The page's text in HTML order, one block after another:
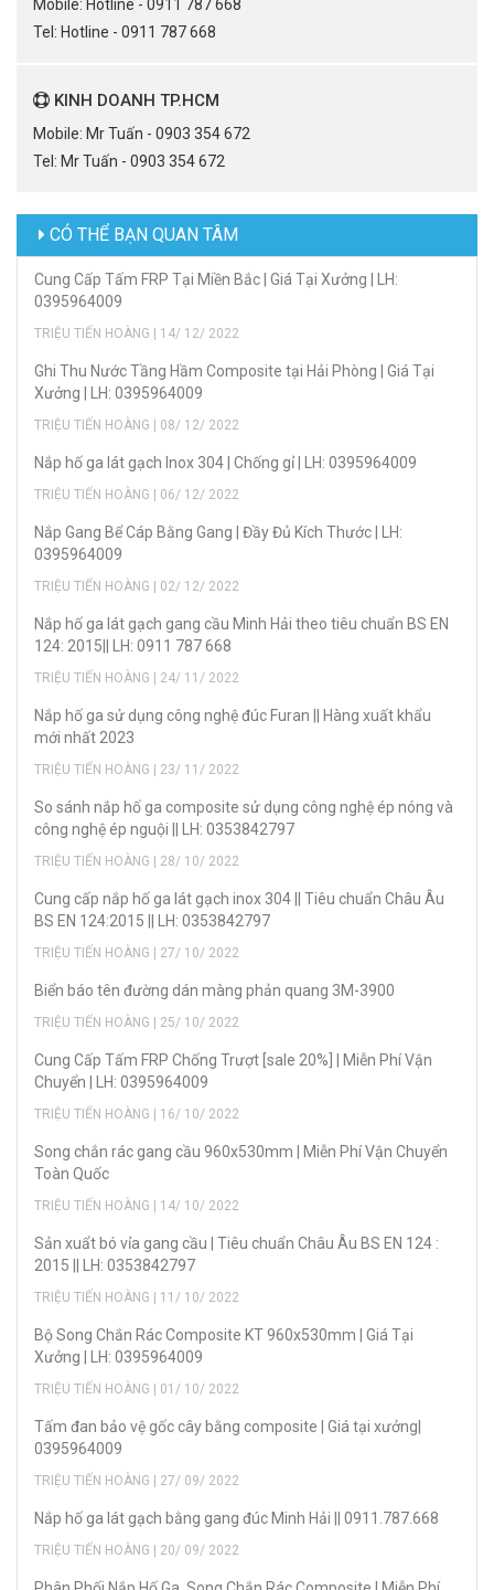
Mobile: Hotline - 0911 787 668
Tel: Hotline - 0911 787 668
KINH DOANH TP.HCM
Mobile: Mr Tuấn - 0903 354 672
Tel: Mr Tuấn - 0903 354 672
CÓ THỂ BẠN QUAN TÂM
Cung Cấp Tấm FRP Tại Miền Bắc | Giá Tại Xưởng | LH:
0395964009
TRIỆU TIẾN HOÀNG | 14/ 12/ 2022
Ghi Thu Nước Tầng Hầm Composite tại Hải Phòng | Giá Tại
Xưởng | LH: 0395964009
TRIỆU TIẾN HOÀNG | 08/ 12/ 2022
Nắp hố ga lát gạch Inox 304 | Chống gỉ | LH: 0395964009
TRIỆU TIẾN HOÀNG | 06/ 12/ 2022
Nắp Gang Bể Cáp Bằng Gang | Đầy Đủ Kích Thước | LH:
0395964009
TRIỆU TIẾN HOÀNG | 02/ 12/ 2022
Nắp hố ga lát gạch gang cầu Minh Hải theo tiêu chuẩn BS EN
124: 2015|| LH: 0911 787 668
TRIỆU TIẾN HOÀNG | 24/ 11/ 2022
Nắp hố ga sử dụng công nghệ đúc Furan || Hàng xuất khẩu
mới nhất 2023
TRIỆU TIẾN HOÀNG | 23/ 11/ 2022
So sánh nắp hố ga composite sử dụng công nghệ ép nóng và
công nghệ ép nguội || LH: 0353842797
TRIỆU TIẾN HOÀNG | 28/ 10/ 2022
Cung cấp nắp hố ga lát gạch inox 304 || Tiêu chuẩn Châu Âu
BS EN 124:2015 || LH: 0353842797
TRIỆU TIẾN HOÀNG | 27/ 10/ 2022
Biển báo tên đường dán màng phản quang 3M-3900
TRIỆU TIẾN HOÀNG | 25/ 10/ 2022
Cung Cấp Tấm FRP Chống Trượt [sale 20%] | Miễn Phí Vận
Chuyển | LH: 0395964009
TRIỆU TIẾN HOÀNG | 16/ 10/ 2022
Song chắn rác gang cầu 960x530mm | Miễn Phí Vận Chuyển
Toàn Quốc
TRIỆU TIẾN HOÀNG | 14/ 10/ 2022
Sản xuẩt bó vỉa gang cầu | Tiêu chuẩn Châu Âu BS EN 124 :
2015 || LH: 0353842797
TRIỆU TIẾN HOÀNG | 11/ 10/ 2022
Bộ Song Chắn Rác Composite KT 960x530mm | Giá Tại
Xưởng | LH: 0395964009
TRIỆU TIẾN HOÀNG | 01/ 10/ 2022
Tấm đan bảo vệ gốc cây bằng composite | Giá tại xưởng|
0395964009
TRIỆU TIẾN HOÀNG | 27/ 09/ 2022
Nắp hố ga lát gạch bằng gang đúc Minh Hải || 0911.787.668
TRIỆU TIẾN HOÀNG | 20/ 09/ 2022